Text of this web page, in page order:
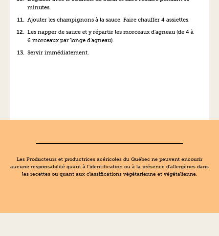
minutes.
Ajouter les champignons à la sauce. Faire chauffer 4 assiettes.
Les napper de sauce et y répartir les morceaux d’agneau (de 4 à
6 morceaux par longe d’agneau).
Servir immédiatement.
Les Producteurs et productrices acéricoles du Québec ne peuvent encourir
aucune responsabilité quant à l’identification ou à la présence d’allergènes dans
les recettes ou quant aux classifications végétarienne et végétalienne.